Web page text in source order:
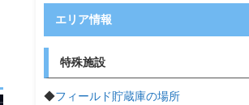
エリア情報
特殊施設
◆フィールド貯蔵庫の場所